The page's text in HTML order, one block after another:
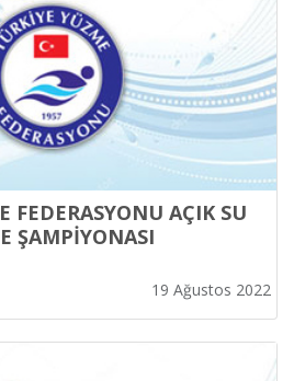
FEDERASYONU AÇIK SU
ŞAMPİYONASI
19 Ağustos 2022